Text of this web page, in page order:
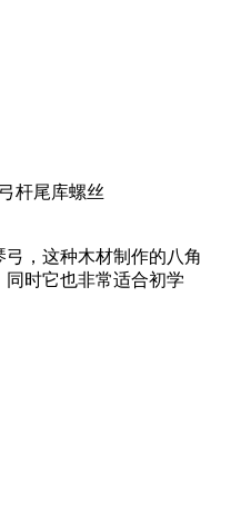
杆尾库螺丝
，这种木材制作的八角
时它也非常适合初学